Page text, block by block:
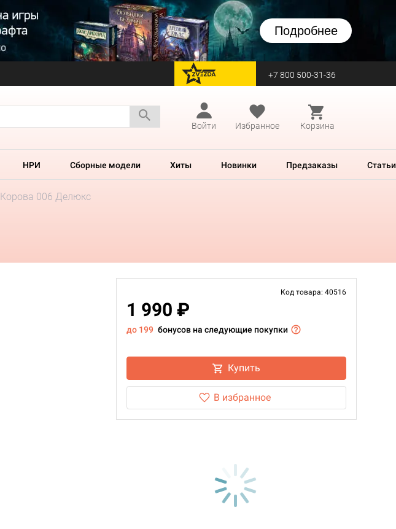
Подробнее
перейти на Zvezda +7 800 500-31-36
Войти
Избранное Корзина
НРИ Сборные модели Хиты Новинки Предзаказы Статьи
Корова 006 Делюкс
Код товара: 40516
1 990 ₽
до 199 бонусов на следующие покупки
Купить
В избранное